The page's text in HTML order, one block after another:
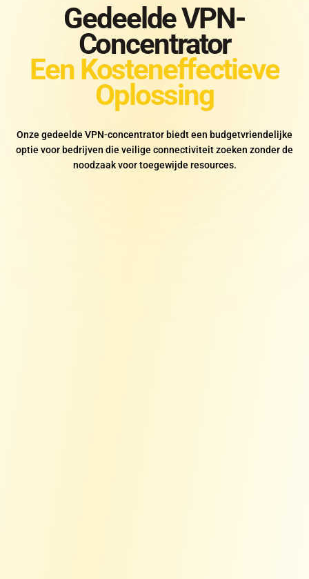
Gedeelde VPN-
Concentrator
Een Kosteneffectieve
Oplossing
Onze gedeelde VPN-concentrator biedt een budgetvriendelijke
optie voor bedrijven die veilige connectiviteit zoeken zonder de
noodzaak voor toegewijde resources.